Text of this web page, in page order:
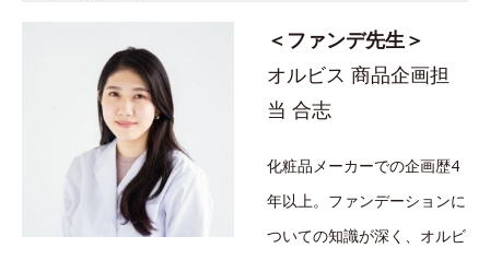
＜ファンデ先生＞
オルビス 商品企画担
当 合志
化粧品メーカーでの企画歴4
年以上。ファンデーションに
ついての知識が深く、オルビ